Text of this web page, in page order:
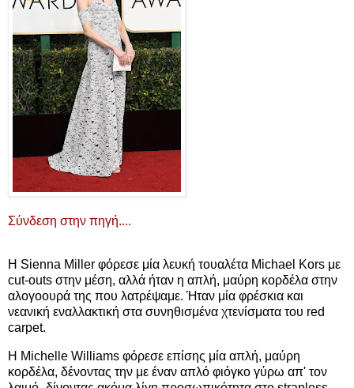
Σύνδεση στην πηγή....
Η Sienna Miller φόρεσε μία λευκή τουαλέτα Michael Kors με
cut-outs στην μέση, αλλά ήταν η απλή, μαύρη κορδέλα στην
αλογοουρά της που λατρέψαμε. Ήταν μία φρέσκια και
νεανική εναλλακτική στα συνηθισμένα χτενίσματα του red
carpet.
Η Michelle Williams φόρεσε επίσης μία απλή, μαύρη
κορδέλα, δένοντας την με έναν απλό φιόγκο γύρω απ' τον